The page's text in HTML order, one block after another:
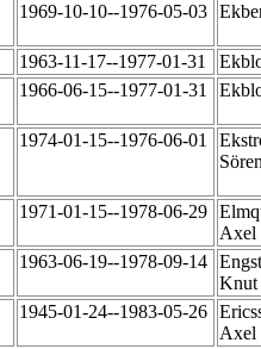
1969-10-10--1976-05-03
1963-11-17--1977-01-31
1966-06-15--1977-01-31
1974-01-15--1976-06-01
1971-01-15--1978-06-29
Axel
1963-06-19--1978-09-14
1945-01-24--1983-05-26
Axel